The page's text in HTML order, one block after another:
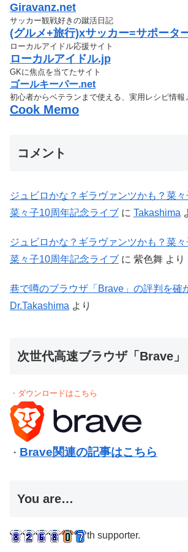
Giravanz.net
サッカー観戦好きの蹴活日記
(グルメ+旅行)xサッカー=サポータ
ローカルアイドル応援サイト
ローカルアイドル.jp
GKに焦点を当てたサイト
ゴールキーパー.net
初心者からベテランまで使える、実用レシピ情報
Cook Memo
コメント
ジュビロかな？ギラヴァンツかも？菜
菜々子10周年記念ライブ に Takashima
ジュビロかな？ギラヴァンツかも？菜
菜々子10周年記念ライブ に 紫色舞 より
巷で噂のブラウザ「Brave」の評判を確
Dr.Takashima より
次世代高速ブラウザ「Brave」
・ダウンロードはこちら
・ Brave関連の記事はこちら
You are…
th supporter.